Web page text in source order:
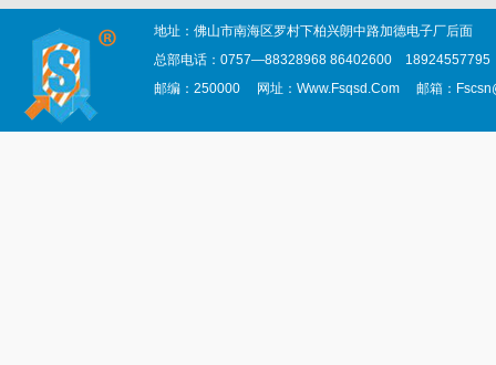
地址：佛山市南海区罗村下柏兴朗中路加德电子厂后面
总部电话：0757—88328968 86402600
邮编：250000 网址：Www.Fsqsd.Com 邮箱：